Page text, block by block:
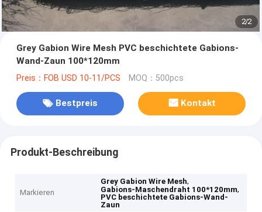
2/2
Grey Gabion Wire Mesh PVC beschichtete Gabions-
Wand-Zaun 100*120mm
Preis：FOB USD 10-11/PCS MOQ：500pcs
Bestpreis Kontakt
Produkt-Beschreibung
Markieren
Grey Gabion Wire Mesh,
Gabions-Maschendraht 100*120mm,
PVC beschichtete Gabions-Wand-
Zaun